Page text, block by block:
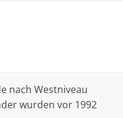
nach Westniveau
wurden vor 1992